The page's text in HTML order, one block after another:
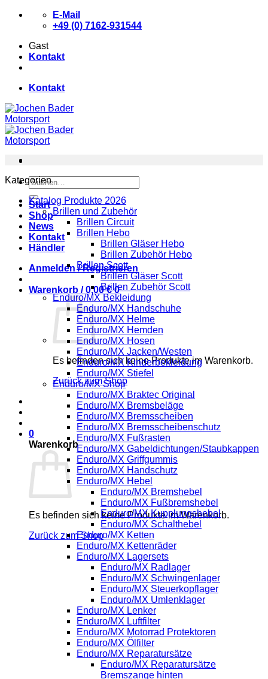
Zum
E-Mail
+49 (0) 7162-931544
Gast
Kontakt
Kontakt
Suchen
nach:
Start
Shop
News
Kontakt
Händler
Anmelden / Registrieren
Warenkorb /0,00€ 0
Es befinden sich keine Produkte im Warenkorb.
Zurück zum Shop
0
Warenkorb
Es befinden sich keine Produkte im Warenkorb.
Zurück zum Shop
Kategorien
Katalog Produkte 2026
Brillen und Zubehör
Brillen Circuit
Brillen Hebo
Brillen Gläser Hebo
Brillen Zubehör Hebo
Brillen Scott
Brillen Gläser Scott
Brillen Zubehör Scott
Enduro/MX Bekleidung
Enduro/MX Handschuhe
Enduro/MX Helme
Enduro/MX Hemden
Enduro/MX Hosen
Enduro/MX Jacken/Westen
Enduro/MX Kinderbekleidung
Enduro/MX Stiefel
Enduro/MX Shop
Enduro/MX Braktec Original
Enduro/MX Bremsbeläge
Enduro/MX Bremsscheiben
Enduro/MX Bremsscheibenschutz
Enduro/MX Fußrasten
Enduro/MX Gabeldichtungen/Staubkappen
Enduro/MX Griffgummis
Enduro/MX Handschutz
Enduro/MX Hebel
Enduro/MX Bremshebel
Enduro/MX Fußbremshebel
Enduro/MX Kupplungshebel
Enduro/MX Schalthebel
Enduro/MX Ketten
Enduro/MX Kettenräder
Enduro/MX Lagersets
Enduro/MX Radlager
Enduro/MX Schwingenlager
Enduro/MX Steuerkopflager
Enduro/MX Umlenklager
Enduro/MX Lenker
Enduro/MX Luftfilter
Enduro/MX Motorrad Protektoren
Enduro/MX Ölfilter
Enduro/MX Reparatursätze
Enduro/MX Reparatursätze
Bremszange hinten